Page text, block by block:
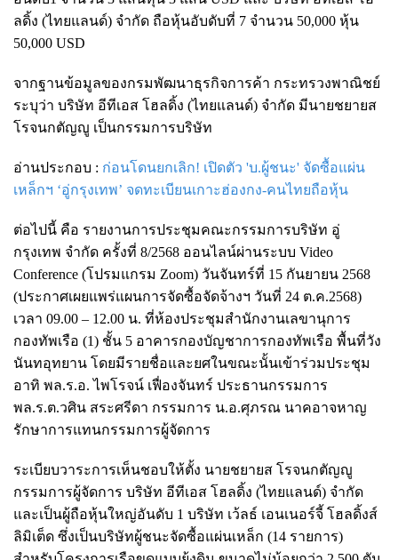
ลดิ้ง (ไทยแลนด์) จำกัด ถือหุ้นอับดับที่ 7 จำนวน 50,000 หุ้น
50,000 USD
จากฐานข้อมูลของกรมพัฒนาธุรกิจการค้า กระทรวงพาณิชย์
ระบุว่า บริษัท อีทีเอส โฮลดิ้ง (ไทยแลนด์) จำกัด มีนายชยายส
โรจนกตัญญู เป็นกรรมการบริษัท
อ่านประกอบ : ก่อนโดนยกเลิก! เปิดตัว 'บ.ผู้ชนะ' จัดซื้อแผ่น
เหล็กฯ ‘อู่กรุงเทพ’ จดทะเบียนเกาะฮ่องกง-คนไทยถือหุ้น
ต่อไปนี้ คือ รายงานการประชุมคณะกรรมการบริษัท อู่
กรุงเทพ จำกัด ครั้งที่ 8/2568 ออนไลน์ผ่านระบบ Video
Conference (โปรมแกรม Zoom) วันจันทร์ที่ 15 กันยายน 2568
(ประกาศเผยแพร่แผนการจัดซื้อจัดจ้างฯ วันที่ 24 ต.ค.2568)
เวลา 09.00 – 12.00 น. ที่ห้องประชุมสำนักงานเลขานุการ
กองทัพเรือ (1) ชั้น 5 อาคารกองบัญชาการกองทัพเรือ พื้นที่วัง
นันทอุทยาน โดยมีรายชื่อและยศในขณะนั้นเข้าร่วมประชุม
อาทิ พล.ร.อ. ไพโรจน์ เฟื่องจันทร์ ประธานกรรมการ
พล.ร.ต.วศิน สระศรีดา กรรมการ น.อ.ศุภรณ นาคอาจหาญ
รักษาการแทนกรรมการผู้จัดการ
ระเบียบวาระการเห็นชอบให้ตั้ง นายชยายส โรจนกตัญญู
กรรมการผู้จัดการ บริษัท อีทีเอส โฮลดิ้ง (ไทยแลนด์) จำกัด
และเป็นผู้ถือหุ้นใหญ่อันดับ 1 บริษัท เว้ลธ์ เอนเนอร์จี้ โฮลดิ้งส์
ลิมิเต็ด ซึ่งเป็นบริษัทผู้ชนะจัดซื้อแผ่นเหล็ก (14 รายการ)